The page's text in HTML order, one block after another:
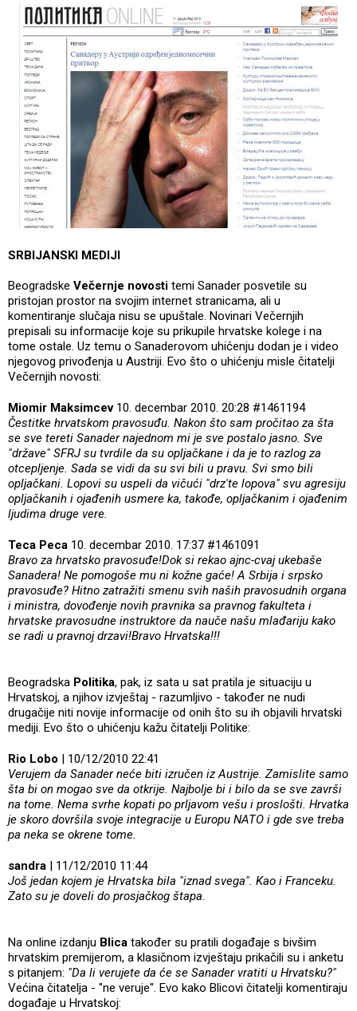
SRBIJANSKI MEDIJI
Beogradske Večernje novosti temi Sanader posvetile su
pristojan prostor na svojim internet stranicama, ali u
komentiranje slučaja nisu se upuštale. Novinari Večernjih
prepisali su informacije koje su prikupile hrvatske kolege i na
tome ostale. Uz temu o Sanaderovom uhićenju dodan je i video
njegovog privođenja u Austriji. Evo što o uhićenju misle čitatelji
Večernjih novosti:
Miomir Maksimcev10. decembar 2010. 20:28 #1461194
Čestitke hrvatskom pravosuđu. Nakon što sam pročitao za šta
se sve tereti Sanader najednom mi je sve postalo jasno. Sve
"države" SFRJ su tvrdile da su opljačkane i da je to razlog za
otcepljenje. Sada se vidi da su svi bili u pravu. Svi smo bili
opljačkani. Lopovi su uspeli da vičući "drz'te lopova" svu agresiju
opljačkanih i ojađenih usmere ka, takođe, opljačkanim i ojađenim
ljudima druge vere.
Teca Peca 10. decembar 2010. 17:37 #1461091
Bravo za hrvatsko pravosuđe!Dok si rekao ajnc-cvaj ukebaše
Sanadera! Ne pomogoše mu ni kožne gaće! A Srbija i srpsko
pravosuđe? Hitno zatražiti smenu svih naših pravosudnih organa
i ministra, dovođenje novih pravnika sa pravnog fakulteta i
hrvatske pravosudne instruktore da nauče našu mlađariju kako
se radi u pravnoj drzavi!Bravo Hrvatska!!!
Beogradska Politika, pak, iz sata u sat pratila je situaciju u
Hrvatskoj, a njihov izvještaj - razumljivo - također ne nudi
drugačije niti novije informacije od onih što su ih objavili hrvatski
mediji. Evo što o uhićenju kažu čitatelji Politike:
Rio Lobo | 10/12/2010 22:41
Verujem da Sanader neće biti izručen iz Austrije. Zamislite samo
šta bi on mogao sve da otkrije. Najbolje bi i bilo da se sve završi
na tome. Nema svrhe kopati po prljavom vešu i proslošti. Hrvatka
je skoro dovršila svoje integracije u Europu NATO i gde sve treba
pa neka se okrene tome.
sandra | 11/12/2010 11:44
Još jedan kojem je Hrvatska bila "iznad svega". Kao i Franceku.
Zato su je doveli do prosjačkog štapa.
Na online izdanju Blica također su pratili događaje s bivšim
hrvatskim premijerom, a klasičnom izvještaju prikačili su i anketu
s pitanjem: "Da li verujete da će se Sanader vratiti u Hrvatsku?"
Većina čitatelja - "ne veruje". Evo kako Blicovi čitatelji komentiraju
događaje u Hrvatskoj: